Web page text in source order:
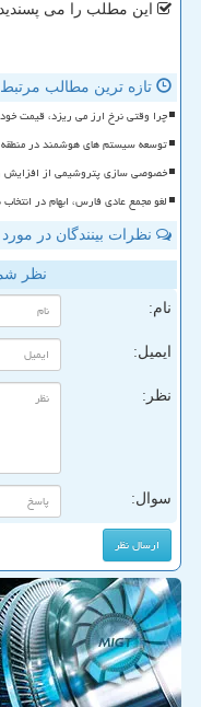
این مطلب را می
تازه ترین مطالب مرتبط
چرا وقتی نرخ ارز می ریزد، قیمت
توسعه سیستم های هوشمند در منطقه 8 عملیات انتقال گاز شتاب گرفت
خصوصی سازی پتروشیمی از افزایش
لغو مجمع عادی فارس، ابهام در
نظرات بینندگان در
نظر
نام:
ایمیل:
نظر:
سوال: